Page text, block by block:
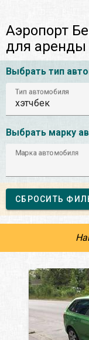
Аэропорт
для аренды
Выбрать тип
Тип автомобиля
хэтчбек
Выбрать марку
Марка автомобиля
СБРОСИТЬ